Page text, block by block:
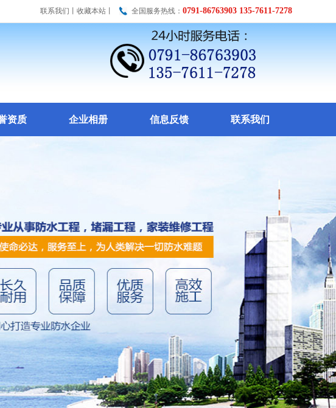
联系我们 收藏本站 全国服务热线： 0791-86763903 135-7611-7278
资质 企业相册 信息反馈 联系我们